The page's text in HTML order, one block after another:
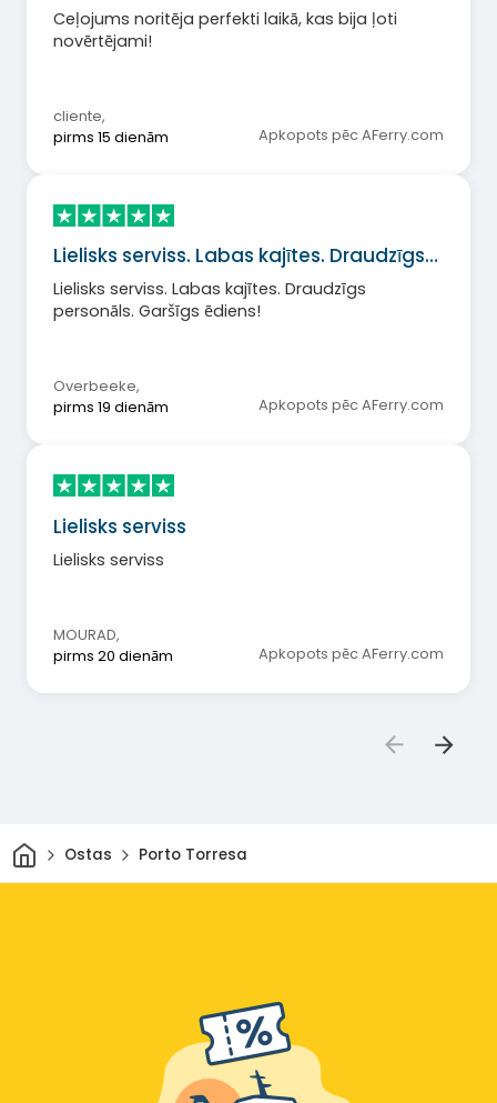
Ceļojums noritēja perfekti laikā, kas bija ļoti
novērtējami!
cliente,
pirms 15 dienām
Apkopots pēc AFerry.com
Lielisks serviss. Labas kajītes. Draudzīgs…
Lielisks serviss. Labas kajītes. Draudzīgs
personāls. Garšīgs ēdiens!
Overbeeke,
pirms 19 dienām
Apkopots pēc AFerry.com
Lielisks serviss
Lielisks serviss
MOURAD,
pirms 20 dienām
Apkopots pēc AFerry.com
Sākums
Ostas Porto Torresa